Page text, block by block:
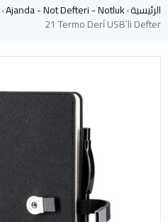
الرئيسية›
Ajanda - Not Defteri - Notluk
›
21 Termo Deri̇ USB’li Defter